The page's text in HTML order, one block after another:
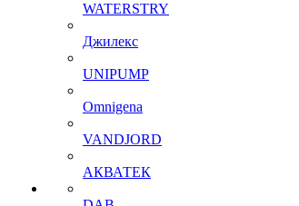
WATERSTRY
Джилекс
UNIPUMP
Omnigena
VANDJORD
АКВАТЕК